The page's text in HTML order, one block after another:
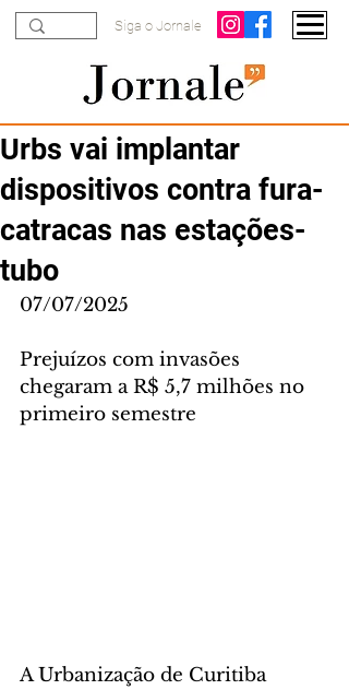
Siga o Jornale
Urbs vai implantar
dispositivos contra fura-
catracas nas estações-
tubo
07/07/2025
Prejuízos com invasões
chegaram a R$ 5,7 milhões no
primeiro semestre
A Urbanização de Curitiba